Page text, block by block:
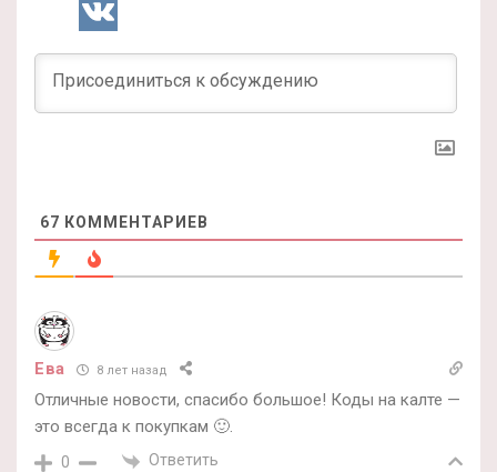
67 КОММЕНТАРИЕВ
Ева 8 лет назад
Отличные новости, спасибо большое! Коды на калте —
это всегда к покупкам 🙂.
0 Ответить